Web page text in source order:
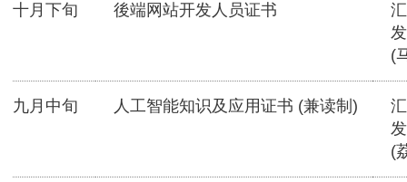
十月下旬 後端网站开发人员证书
(
九月中旬 人工智能知识及应用证书 (兼读制)
(